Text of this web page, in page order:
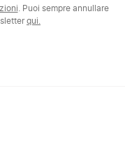
. Puoi sempre annullare
qui.